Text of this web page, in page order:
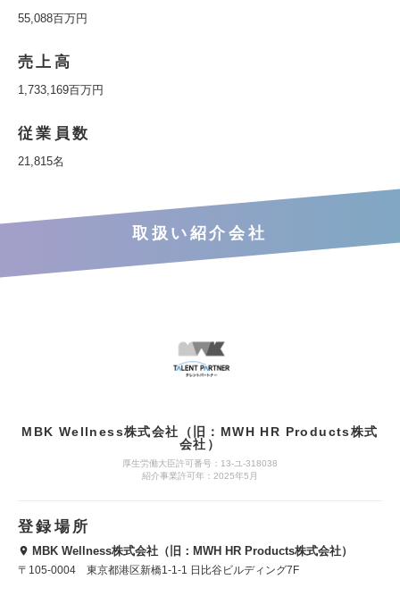
55,088百万円
売上高
1,733,169百万円
従業員数
21,815名
取扱い紹介会社
MBK Wellness株式会社（旧：MWH HR Products株式
会社）
厚生労働大臣許可番号：13-ユ-318038
紹介事業許可年：2025年5月
登録場所
MBK Wellness株式会社（旧：MWH HR Products株式会社）
〒105-0004 東京都港区新橋1-1-1 日比谷ビルディング7F